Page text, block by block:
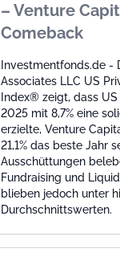
– Venture
Comeback
Investmentfonds.de -
Associates LLC US
Index® zeigt, dass
2025 mit 8,7% eine
erzielte, Venture
21,1% das beste Jahr
Ausschüttungen
Fundraising und
blieben jedoch unter
Durchschnittswerten.